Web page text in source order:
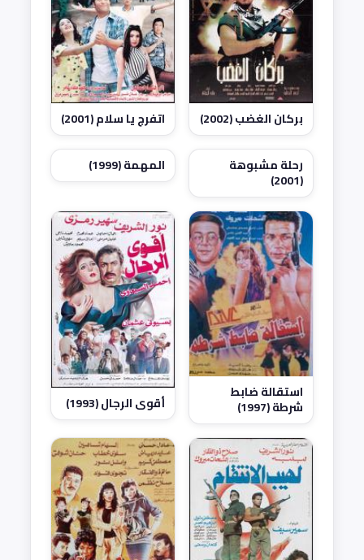
بركان الغضب (2002) اتفرج يا سلام (2001)
رحلة مشبوهة
(2001)
المهمة (1999)
استقالة ضابط
شرطة (1997) أقوى الرجال (1993)